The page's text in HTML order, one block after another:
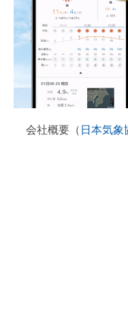
会社概要（ 日本気象